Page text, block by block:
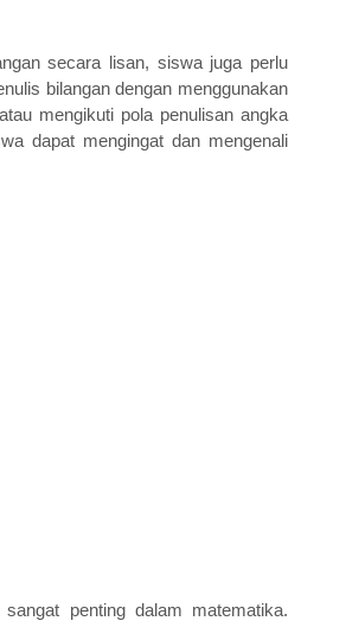
secara lisan, siswa juga perlu
bilangan dengan menggunakan
mengikuti pola penulisan angka
dapat mengingat dan mengenali
penting dalam matematika.